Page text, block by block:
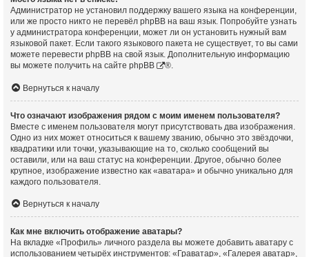
Администратор не установил поддержку вашего языка на конференции,
или же просто никто не перевёл phpBB на ваш язык. Попробуйте узнать
у администратора конференции, может ли он установить нужный вам
языковой пакет. Если такого языкового пакета не существует, то вы сами
можете перевести phpBB на свой язык. Дополнительную информацию
вы можете получить на сайте phpBB ®.
Вернуться к началу
Что означают изображения рядом с моим именем пользователя?
Вместе с именем пользователя могут присутствовать два изображения.
Одно из них может относиться к вашему званию, обычно это звёздочки,
квадратики или точки, указывающие на то, сколько сообщений вы
оставили, или на ваш статус на конференции. Другое, обычно более
крупное, изображение известно как «аватара» и обычно уникально для
каждого пользователя.
Вернуться к началу
Как мне включить отображение аватары?
На вкладке «Профиль» личного раздела вы можете добавить аватару с
использованием четырёх инструментов: «Граватар», «Галерея аватар»,